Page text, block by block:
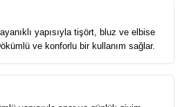
yapısıyla tişört, bluz ve elbise
ve konforlu bir kullanım sağlar.